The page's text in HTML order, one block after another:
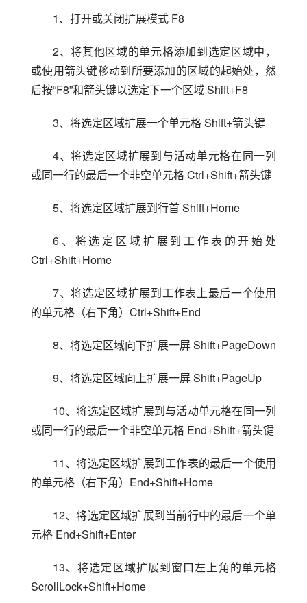
1、打开或关闭扩展模式 F8
2、将其他区域的单元格添加到选定区域中，
或使用箭头键移动到所要添加的区域的起始处，然
后按“F8”和箭头键以选定下一个区域 Shift+F8
3、将选定区域扩展一个单元格 Shift+箭头键
4、将选定区域扩展到与活动单元格在同一列
或同一行的最后一个非空单元格 Ctrl+Shift+箭头键
5、将选定区域扩展到行首 Shift+Home
6、将选定区域扩展到工作表的开始处
Ctrl+Shift+Home
7、将选定区域扩展到工作表上最后一个使用
的单元格（右下角）Ctrl+Shift+End
8、将选定区域向下扩展一屏 Shift+PageDown
9、将选定区域向上扩展一屏 Shift+PageUp
10、将选定区域扩展到与活动单元格在同一列
或同一行的最后一个非空单元格 End+Shift+箭头键
11、将选定区域扩展到工作表的最后一个使用
的单元格（右下角）End+Shift+Home
12、将选定区域扩展到当前行中的最后一个单
元格 End+Shift+Enter
13、将选定区域扩展到窗口左上角的单元格
ScrollLock+Shift+Home